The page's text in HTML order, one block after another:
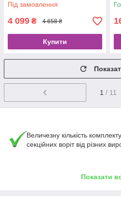
Під замовлення
4 099 ₴ 4 658 ₴
Купити
1 / 11
Величезну кількість
секційних воріт від різних
Показати